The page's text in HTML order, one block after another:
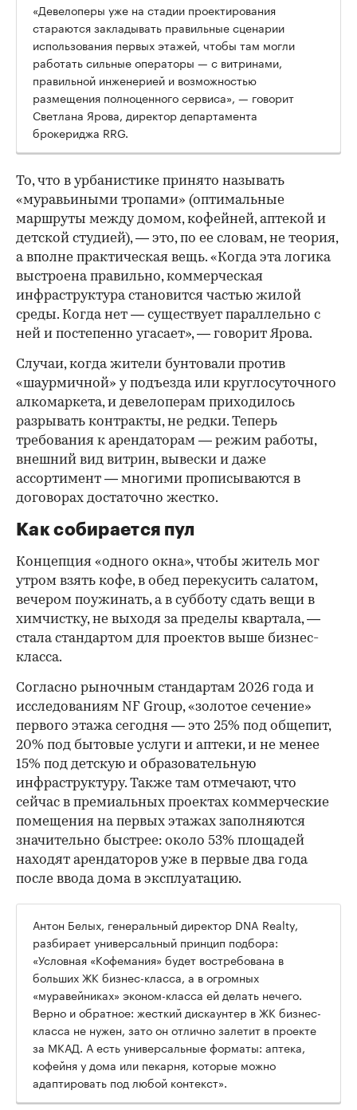
00:00
«Девелоперы уже на стадии проектирования
стараются закладывать правильные сценарии
использования первых этажей, чтобы там могли
работать сильные операторы — с витринами,
правильной инженерией и возможностью
размещения полноценного сервиса», — говорит
Светлана Ярова, директор департамента
брокериджа RRG.
То, что в урбанистике принято называть
«муравьиными тропами» (оптимальные
маршруты между домом, кофейней, аптекой и
детской студией), — это, по ее словам, не теория,
а вполне практическая вещь. «Когда эта логика
выстроена правильно, коммерческая
инфраструктура становится частью жилой
среды. Когда нет — существует параллельно с
ней и постепенно угасает», — говорит Ярова.
Случаи, когда жители бунтовали против
«шаурмичной» у подъезда или круглосуточного
алкомаркета, и девелоперам приходилось
разрывать контракты, не редки. Теперь
требования к арендаторам — режим работы,
внешний вид витрин, вывески и даже
ассортимент — многими прописываются в
договорах достаточно жестко.
Как собирается пул
Концепция «одного окна», чтобы житель мог
утром взять кофе, в обед перекусить салатом,
вечером поужинать, а в субботу сдать вещи в
химчистку, не выходя за пределы квартала, —
стала стандартом для проектов выше бизнес-
класса.
Согласно рыночным стандартам 2026 года и
исследованиям NF Group, «золотое сечение»
первого этажа сегодня — это 25% под общепит,
20% под бытовые услуги и аптеки, и не менее
15% под детскую и образовательную
инфраструктуру. Также там отмечают, что
сейчас в премиальных проектах коммерческие
помещения на первых этажах заполняются
значительно быстрее: около 53% площадей
находят арендаторов уже в первые два года
после ввода дома в эксплуатацию.
Антон Белых, генеральный директор DNA Realty,
разбирает универсальный принцип подбора:
«Условная «Кофемания» будет востребована в
больших ЖК бизнес-класса, а в огромных
«муравейниках» эконом-класса ей делать нечего.
Верно и обратное: жесткий дискаунтер в ЖК бизнес-
класса не нужен, зато он отлично залетит в проекте
за МКАД. А есть универсальные форматы: аптека,
кофейня у дома или пекарня, которые можно
адаптировать под любой контекст».